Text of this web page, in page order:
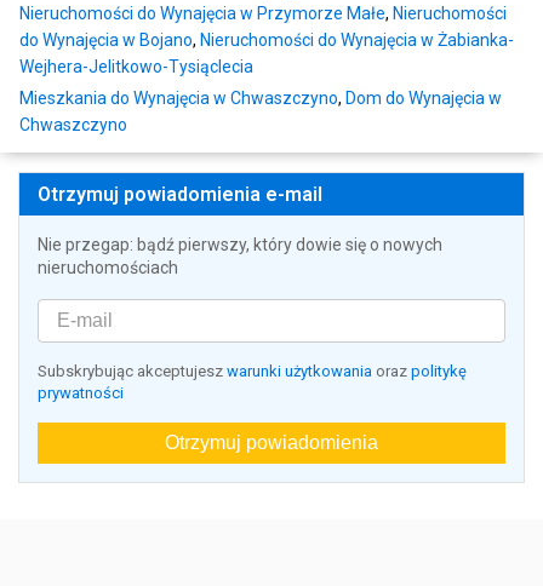
Nieruchomości do Wynajęcia w Przymorze Małe, Nieruchomości
do Wynajęcia w Bojano, Nieruchomości do Wynajęcia w Żabianka-
Wejhera-Jelitkowo-Tysiąclecia
Mieszkania do Wynajęcia w Chwaszczyno, Dom do Wynajęcia w
Chwaszczyno
Otrzymuj powiadomienia e-mail
Nie przegap: bądź pierwszy, który dowie się o nowych
nieruchomościach
Subskrybując akceptujesz warunki użytkowania oraz politykę
prywatności
Otrzymuj powiadomienia